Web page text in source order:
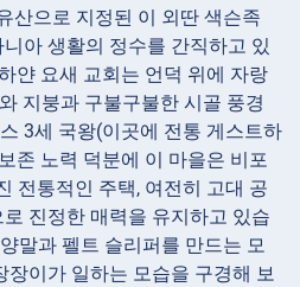
산으로 지정된 이 외딴 색슨족
아 생활의 정수를 간직하고 있
얀 요새 교회는 언덕 위에 자랑
지붕과 구불구불한 시골 풍경
3세 국왕(이곳에 전통 게스트하
존 노력 덕분에 이 마을은 비포
전통적인 주택, 여전히 고대 공
진정한 매력을 유지하고 있습
말과 펠트 슬리퍼를 만드는 모
장이가 일하는 모습을 구경해 보